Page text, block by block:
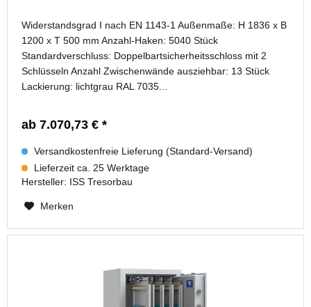
Widerstandsgrad I nach EN 1143-1 Außenmaße: H 1836 x B
1200 x T 500 mm Anzahl-Haken: 5040 Stück
Standardverschluss: Doppelbartsicherheitsschloss mit 2
Schlüsseln Anzahl Zwischenwände ausziehbar: 13 Stück
Lackierung: lichtgrau RAL 7035...
ab 7.070,73 € *
Versandkostenfreie Lieferung (Standard-Versand)
Lieferzeit ca. 25 Werktage
Hersteller: ISS Tresorbau
Merken